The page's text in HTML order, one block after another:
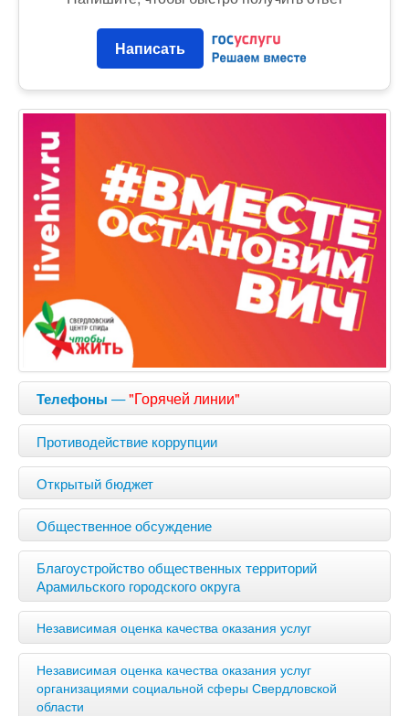
Написать
Телефоны —"Горячей линии"
Противодействие коррупции
Открытый бюджет
Общественное обсуждение
Благоустройство общественных территорий
Арамильского городского округа
Независимая оценка качества оказания услуг
Независимая оценка качества оказания услуг
организациями социальной сферы Свердловской
области